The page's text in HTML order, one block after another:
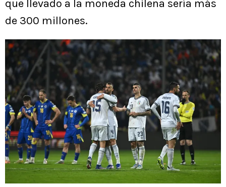
que llevado a la moneda chilena sería más
de 300 millones.